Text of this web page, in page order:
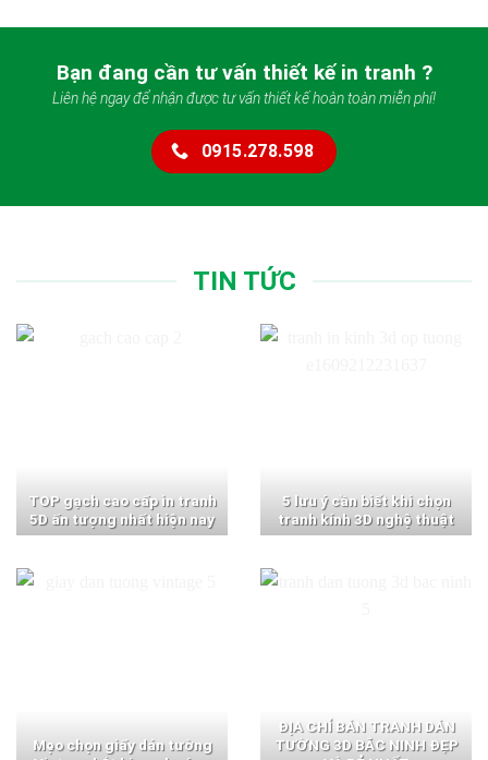
Bạn đang cần tư vấn thiết kế in tranh ?
Liên hệ ngay để nhận được tư vấn thiết kế hoàn toàn miễn phí!
0915.278.598
TIN TỨC
TOP gạch cao cấp in tranh
5D ấn tượng nhất hiện nay
5 lưu ý cần biết khi chọn
tranh kính 3D nghệ thuật
Mẹo chọn giấy dán tường
ĐỊA CHỈ BÁN TRANH DÁN
TƯỜNG 3D BẮC NINH ĐẸP